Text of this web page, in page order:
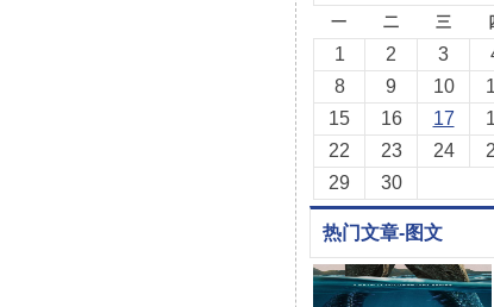
一 二 三
1 2 3
8
9 10
15
16 17
22
23 24
29
30
热门文章-图文